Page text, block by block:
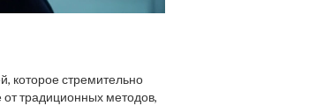
которое стремительно
традиционных методов,